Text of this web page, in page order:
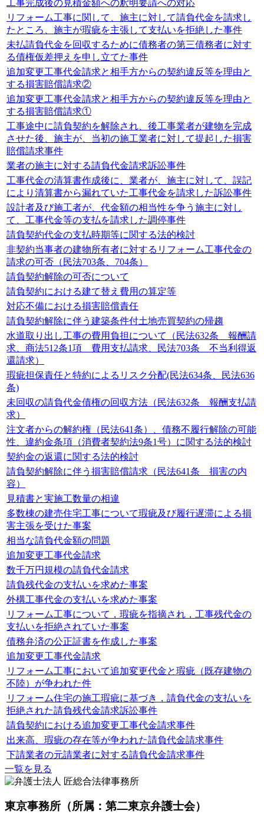
工事完成後の見積金額への釈明要請への対応
リフォーム工事に関して、施主に対して請負代金を請求し
たところ、施主が瑕疵を主張して支払いを拒絶した事件
未払請負代金を回収するために債務者の第三債務者に対す
る債権仮差押えを申し立てた事件
追加変更工事代金請求と相手方からの契約違反等を理由と
する損害賠償請求②
追加変更工事代金請求と相手方からの契約違反等を理由と
する損害賠償請求①
工事途中に請負契約を解除され、後工事業者が建物を完成
させた後、施主が、当初の施工業者に対して提起した損害
賠償請求事件
業者の施主に対する請負代金請求訴訟事件
工事代金の清算書作成後に、業者が、施主に対して、誤記
により清算書から漏れていた工事代金を請求した訴訟事件
設計者及び施工者が、代金額の相当性を争う施主に対し
て、工事代金等の支払を請求した調停事件
請負契約代金の支払時期等に関する法的検討
非契約当事者の建物所有者に対するリフォーム工事代金の
請求の可否（民法703条、704条）
請負契約解除の可否について
請負契約における建て替え費用の算定等
対応不備における損害賠償責任
請負契約解除に伴う建築条件付土地売買契約の帰趨
水道取り出し工事の費用負担について（民法632条 報酬請
求、商法512条1項 費用支払請求、民法703条 不当利得返
還請求）
瑕疵担保責任と特約によるリスク分配(民法634条、民法636
条)
未回収の請負代金債権の回収方法（民法632条 報酬支払請
求）
注文者からの解約権（民法641条）、債務不履行解除の可能
性、違約金条項（消費者契約法9条1号）に関する法的検討
契約金の返還に関する法的検討
請負契約解除に伴う損害賠償請求（民法641条 損害の内
容）
見積書と実施工数量の相違
多数棟の建売住宅工事について瑕疵及び履行遅滞による損
害主張を受けた事案
相当な請負代金額の問題
追加変更工事代金請求
数千万円規模の請負代金請求
請負残代金の支払いを求めた事案
外構工事代金の支払いを求めた事案
リフォーム工事について，瑕疵を指摘され，工事残代金の
支払いを拒絶されていた事案
債務弁済の公正証書を作成した事案
追加変更工事代金請求
リフォーム工事において追加変更代金と瑕疵（既存建物の
不陸）が争われた件
リフォーム住宅の施工瑕疵に基づき，請負代金の支払いを
拒絶された請負残代金請求訴訟事件
請負契約における追加変更工事代金請求事件
出来高、瑕疵の存在等が争われた請負代金請求事件
下請業者の元請業者に対する請負代金請求事件
一覧を見る
東京事務所 （所属：第二東京弁護士会）